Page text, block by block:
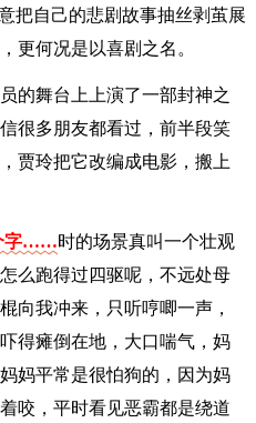
把自己的悲剧故事抽丝剥茧展
更何况是以喜剧之名。
的舞台上上演了一部封神之
很多朋友都看过，前半段笑
贾玲把它改编成电影，搬上
字……时的场景真叫一个壮观
么跑得过四驱呢，不远处母
向我冲来，只听哼唧一声，
得瘫倒在地，大口喘气，妈
妈平常是很怕狗的，因为妈
咬，平时看见恶霸都是绕道